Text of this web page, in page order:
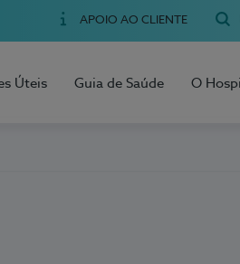
APOIO AO CLIENTE
Úteis Guia de Saúde O